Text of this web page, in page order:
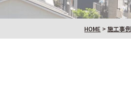
HOME > 施工事例